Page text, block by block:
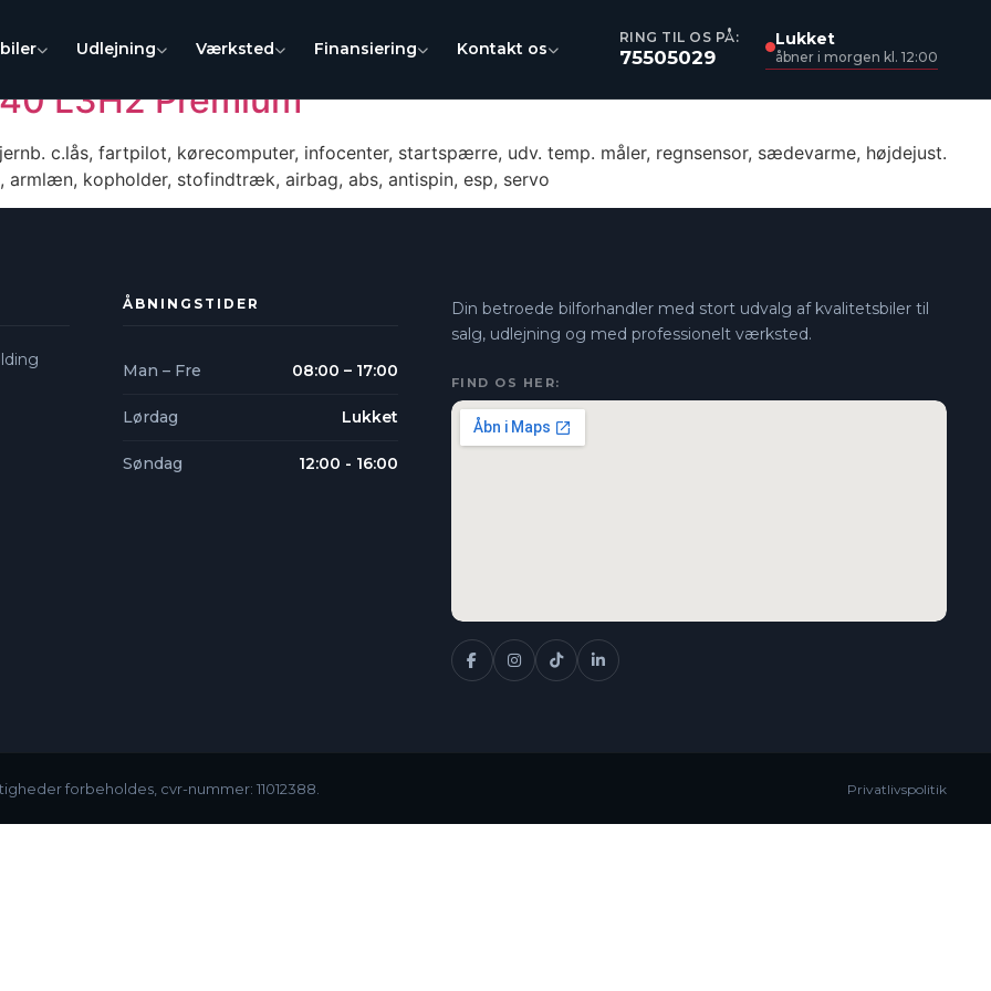
Udlejning Værksted Finansiering Kontakt os
RING TIL OS PÅ:
75505029
Lukket
åbner i morgen kl. 12:00
L3H2 Premium
c.lås, fartpilot, kørecomputer, infocenter, startspærre, udv. temp. måler, regnsensor, sædevarme, højdejust.
kopholder, stofindtræk, airbag, abs, antispin, esp, servo
ÅBNINGSTIDER
Man – Fre 08:00 – 17:00
Lørdag Lukket
Søndag 12:00 - 16:00
Din betroede bilforhandler med stort udvalg af kvalitetsbiler til
salg, udlejning og med professionelt værksted.
FIND OS HER:
forbeholdes, cvr-nummer: 11012388. Privatlivspolitik